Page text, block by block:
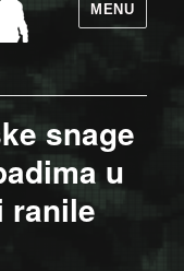
MENU
snage
u
ranile